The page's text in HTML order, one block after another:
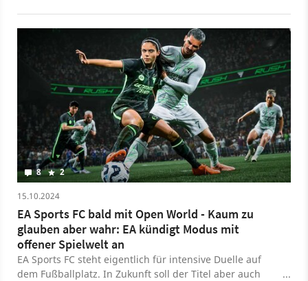
8 2
15.10.2024
EA Sports FC bald mit Open World - Kaum zu
glauben aber wahr: EA kündigt Modus mit
offener Spielwelt an
EA Sports FC steht eigentlich für intensive Duelle auf
dem Fußballplatz. In Zukunft soll der Titel aber auch